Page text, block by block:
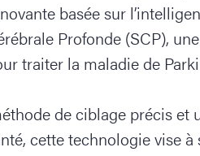
basée sur
Profonde (SCP),
traiter la maladie de
de ciblage précis
cette technologie vise